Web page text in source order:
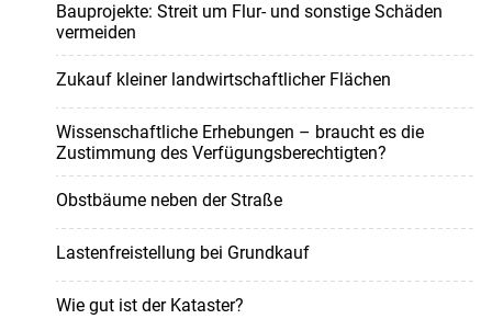
Bauprojekte: Streit um Flur- und sonstige Schäden
vermeiden
Zukauf kleiner landwirtschaftlicher Flächen
Wissenschaftliche Erhebungen – braucht es die
Zustimmung des Verfügungsberechtigten?
Obstbäume neben der Straße
Lastenfreistellung bei Grundkauf
Wie gut ist der Kataster?